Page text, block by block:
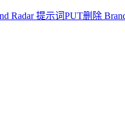
Radar 提示词PUT删除